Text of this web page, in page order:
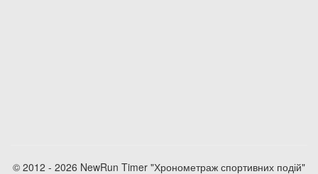
© 2012 - 2026 NewRun Timer "Хронометраж спортивних подій"